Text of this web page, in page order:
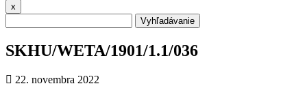
x
Vyhľadávanie
SKHU/WETA/1901/1.1/036
22. novembra 2022